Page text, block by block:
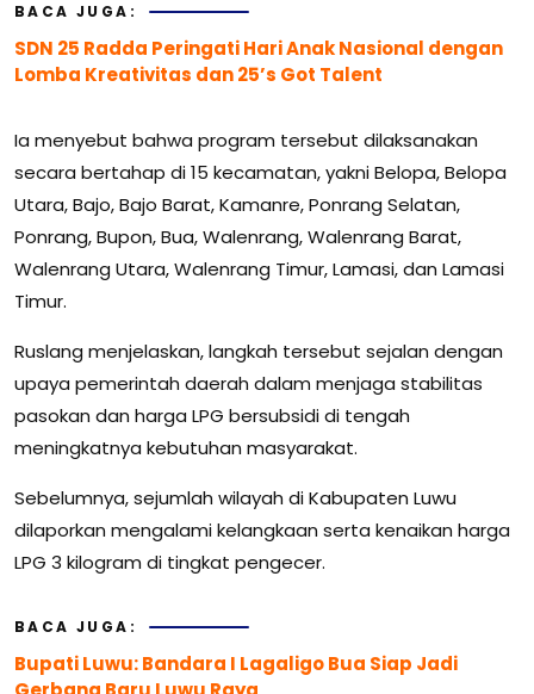
BACA JUGA:
SDN 25 Radda Peringati Hari Anak Nasional dengan
Lomba Kreativitas dan 25’s Got Talent
Ia menyebut bahwa program tersebut dilaksanakan
secara bertahap di 15 kecamatan, yakni Belopa, Belopa
Utara, Bajo, Bajo Barat, Kamanre, Ponrang Selatan,
Ponrang, Bupon, Bua, Walenrang, Walenrang Barat,
Walenrang Utara, Walenrang Timur, Lamasi, dan Lamasi
Timur.
Ruslang menjelaskan, langkah tersebut sejalan dengan
upaya pemerintah daerah dalam menjaga stabilitas
pasokan dan harga LPG bersubsidi di tengah
meningkatnya kebutuhan masyarakat.
Sebelumnya, sejumlah wilayah di Kabupaten Luwu
dilaporkan mengalami kelangkaan serta kenaikan harga
LPG 3 kilogram di tingkat pengecer.
BACA JUGA:
Bupati Luwu: Bandara I Lagaligo Bua Siap Jadi